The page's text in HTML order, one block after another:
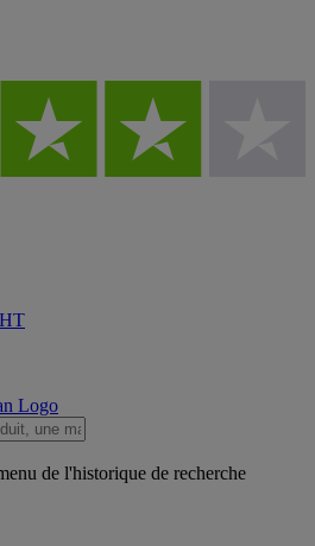
de l'historique de recherche